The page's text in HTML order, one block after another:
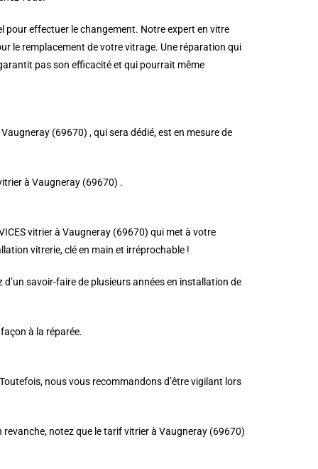
effectuer le changement. Notre expert en vitre
le remplacement de votre vitrage. Une réparation qui
pas son efficacité et qui pourrait même
(69670) , qui sera dédié, est en mesure de
à Vaugneray (69670) .
vitrier à Vaugneray (69670) qui met à votre
vitrerie, clé en main et irréprochable !
savoir-faire de plusieurs années en installation de
à la réparée.
nous vous recommandons d’être vigilant lors
notez que le tarif vitrier à Vaugneray (69670)